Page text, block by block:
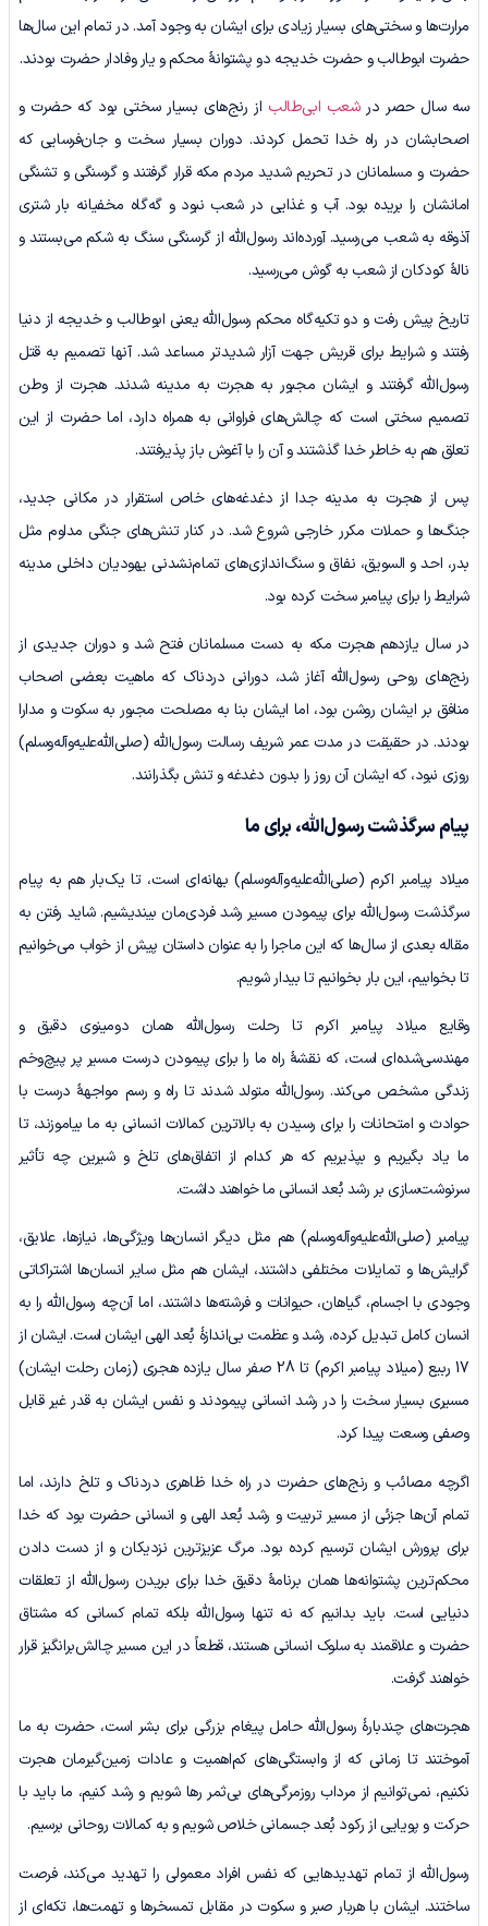
مرارت‌ها و سختی‌های بسیار زیادی برای ایشان به وجود آمد. در تمام این سال‌ها
حضرت ابوطالب و حضرت خدیجه دو پشتوانۀ محکم و یار وفادار حضرت بودند.
سه سال حصر درشعب ابی‌طالب از رنج‌های بسیار سختی بود که حضرت و
اصحابشان در راه خدا تحمل کردند. دوران بسیار سخت و جان‌فرسایی که
حضرت و مسلمانان در تحریم شدید مردم مکه قرار گرفتند و گرسنگی و تشنگی
امانشان را بریده بود. آب و غذایی در شعب نبود و گه‌گاه مخفیانه بار شتری
آذوقه به شعب می‌رسید. آورده‌اند رسول‌الله از گرسنگی سنگ به شکم می‌بستند و
نالۀ کودکان از شعب به گوش می‌رسید.
تاریخ پیش رفت و دو تکیه‌گاه محکم رسول‌الله یعنی ابوطالب و خدیجه از دنیا
رفتند و شرایط برای قریش جهت آزار شدیدتر مساعد شد. آنها تصمیم به قتل
رسول‌الله گرفتند و ایشان مجبور به هجرت به مدینه شدند. هجرت از وطن
تصمیم سختی است که چالش‌های فراوانی به همراه دارد، اما حضرت از این
تعلق هم به خاطر خدا گذشتند و آن را با آغوش باز پذیرفتند.
پس از هجرت به مدینه جدا از دغدغه‌های خاص استقرار در مکانی جدید،
جنگ‌ها و حملات مکرر خارجی شروع شد. در کنار تنش‌های جنگی مداوم مثل
بدر، احد و السویق، نفاق و سنگ‌اندازی‌های تمام‌نشدنی یهودیان داخلی مدینه
شرایط را برای پیامبر سخت کرده بود.
در سال یازدهم هجرت مکه به دست مسلمانان فتح شد و دوران جدیدی از
رنج‌های روحی رسول‌الله آغاز شد، دورانی دردناک که ماهیت بعضی اصحاب
منافق بر ایشان روشن بود، اما ایشان بنا به مصلحت مجبور به سکوت و مدارا
بودند. در حقیقت در مدت عمر شریف رسالت رسول‌الله‌ (صلی‌الله‌علیه‌وآله‌وسلم)
روزی نبود، که ایشان آن روز را بدون دغدغه و تنش بگذرانند.
پیام سرگذشت رسول‌الله‌، برای ما‌
میلاد پیامبر اکرم (صلی‌الله‌علیه‌وآله‌وسلم) بهانه‌ای است، تا یک‌بار هم به پیام
سرگذشت رسول‌الله‌ برای پیمودن مسیر رشد فردی‌مان بیندیشیم. شاید رفتن به
مقاله بعدی از سال‌ها که این ماجرا را به عنوان داستان پیش از خواب می‌خوانیم
تا بخوابیم، این بار بخوانیم تا بیدار شویم.
وقایع میلاد پیامبر اکرم تا رحلت رسول‌الله همان دومینوی دقیق و
مهندسی‌شده‌ای است، که نقشۀ راه ما را برای پیمودن درست مسیر پر پیچ‌وخم
زندگی مشخص می‌کند. رسول‌الله متولد شدند تا راه و رسم مواجهۀ درست با
حوادث و امتحانات را برای رسیدن به بالاترین کمالات انسانی به ما بیاموزند، تا
ما یاد بگیریم و بپذیریم که هر کدام از اتفاق‌های تلخ و شیرین چه تأثیر
سرنوشت‌سازی بر رشد بُعد انسانی ما خواهند داشت.
پیامبر (صلی‌الله‌علیه‌وآله‌وسلم) هم مثل دیگر انسان‌ها ویژگی‌ها، نیازها، علایق،
گرایش‌ها و تمایلات مختلفی داشتند، ایشان هم مثل سایر انسان‌ها اشتراکاتی
وجودی با اجسام، گیاهان، حیوانات و فرشته‌ها داشتند، اما آن‌چه رسول‌الله را به
انسان کامل تبدیل کرده، رشد و عظمت بی‌اندازۀ بُعد الهی ایشان است. ایشان از
17 ربیع (میلاد پیامبر اکرم) تا 28 صفر سال یازده هجری (زمان رحلت ایشان)
مسیری بسیار سخت را در رشد انسانی پیمودند و نفس ایشان به قدر غیر قابل
وصفی وسعت پیدا کرد.
اگرچه مصائب و رنج‌های حضرت در راه خدا ظاهری دردناک و تلخ دارند، اما
تمام آن‌ها جزئی از مسیر تربیت و رشد بُعد الهی و انسانی حضرت بود که خدا
برای پرورش ایشان ترسیم کرده بود. مرگ عزیزترین نزدیکان و از دست دادن
محکم‌ترین پشتوانه‌ها همان برنامۀ دقیق خدا برای بریدن رسول‌الله از تعلقات
دنیایی است. باید بدانیم که نه تنها رسول‌الله بلکه تمام کسانی که مشتاق
حضرت و علاقمند به سلوک انسانی هستند، قطعاً در این مسیر چالش‌برانگیز قرار
خواهند گرفت.
هجرت‌های چندبارۀ رسول‌الله حامل پیغام بزرگی برای بشر است، حضرت به ما
آموختند تا زمانی که از وابستگی‌های کم‌اهمیت و عادات زمین‌گیرمان هجرت
نکنیم، نمی‌توانیم از مرداب روزمرگی‌های بی‌ثمر رها شویم و رشد کنیم، ما باید با
حرکت و پویایی از رکود بُعد جسمانی خلاص شویم و به کمالات روحانی برسیم.
رسول‌الله از تمام تهدید‌هایی که نفس افراد معمولی را تهدید می‌کند، فرصت
ساختند. ایشان با هربار صبر و سکوت در مقابل تمسخرها و تهمت‌ها، تکه‌ای از